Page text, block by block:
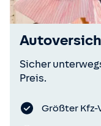
Sicher
Preis.
Größter Kfz-